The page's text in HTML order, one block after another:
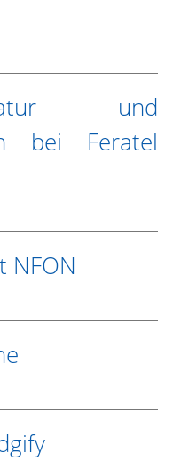
und
bei Feratel
NFON